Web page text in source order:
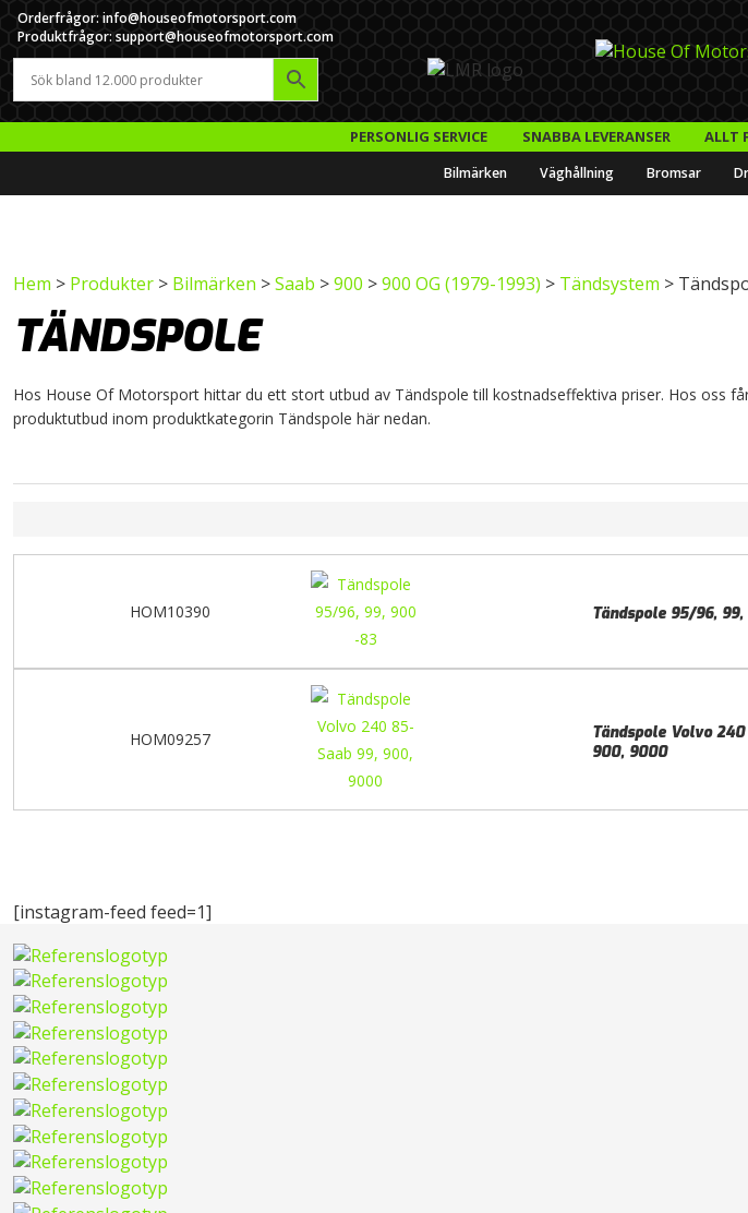
Orderfrågor: info@houseofmotorsport.com
Produktfrågor: support@houseofmotorsport.com
PERSONLIG SERVICE SNABBA LEVERANSER ALLT
Bilmärken Väghållning Bromsar
Hem > Produkter > Bilmärken >Saab >900 >900 OG (1979-1993) > Tändsystem >
TÄNDSPOLE
Hos House Of Motorsport hittar du ett stort utbud av Tändspole till kostnadseffektiva priser. Hos oss
produktutbud inom produktkategorin Tändspole här nedan.
HOM10390 Tändspole 95/96,
HOM09257
Tändspole Volvo
900, 9000
[instagram-feed feed=1]